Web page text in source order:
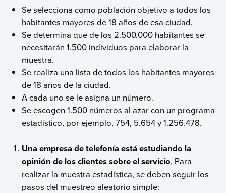
Se selecciona como población objetivo a todos los
habitantes mayores de 18 años de esa ciudad.
Se determina que de los 2.500.000 habitantes se
necesitarán 1.500 individuos para elaborar la
muestra.
Se realiza una lista de todos los habitantes mayores
de 18 años de la ciudad.
A cada uno se le asigna un número.
Se escogen 1.500 números al azar con un programa
estadístico, por ejemplo, 754, 5.654 y 1.256.478.
Una empresa de telefonía está estudiando la
opinión de los clientes sobre el servicio. Para
realizar la muestra estadística, se deben seguir los
pasos del muestreo aleatorio simple: